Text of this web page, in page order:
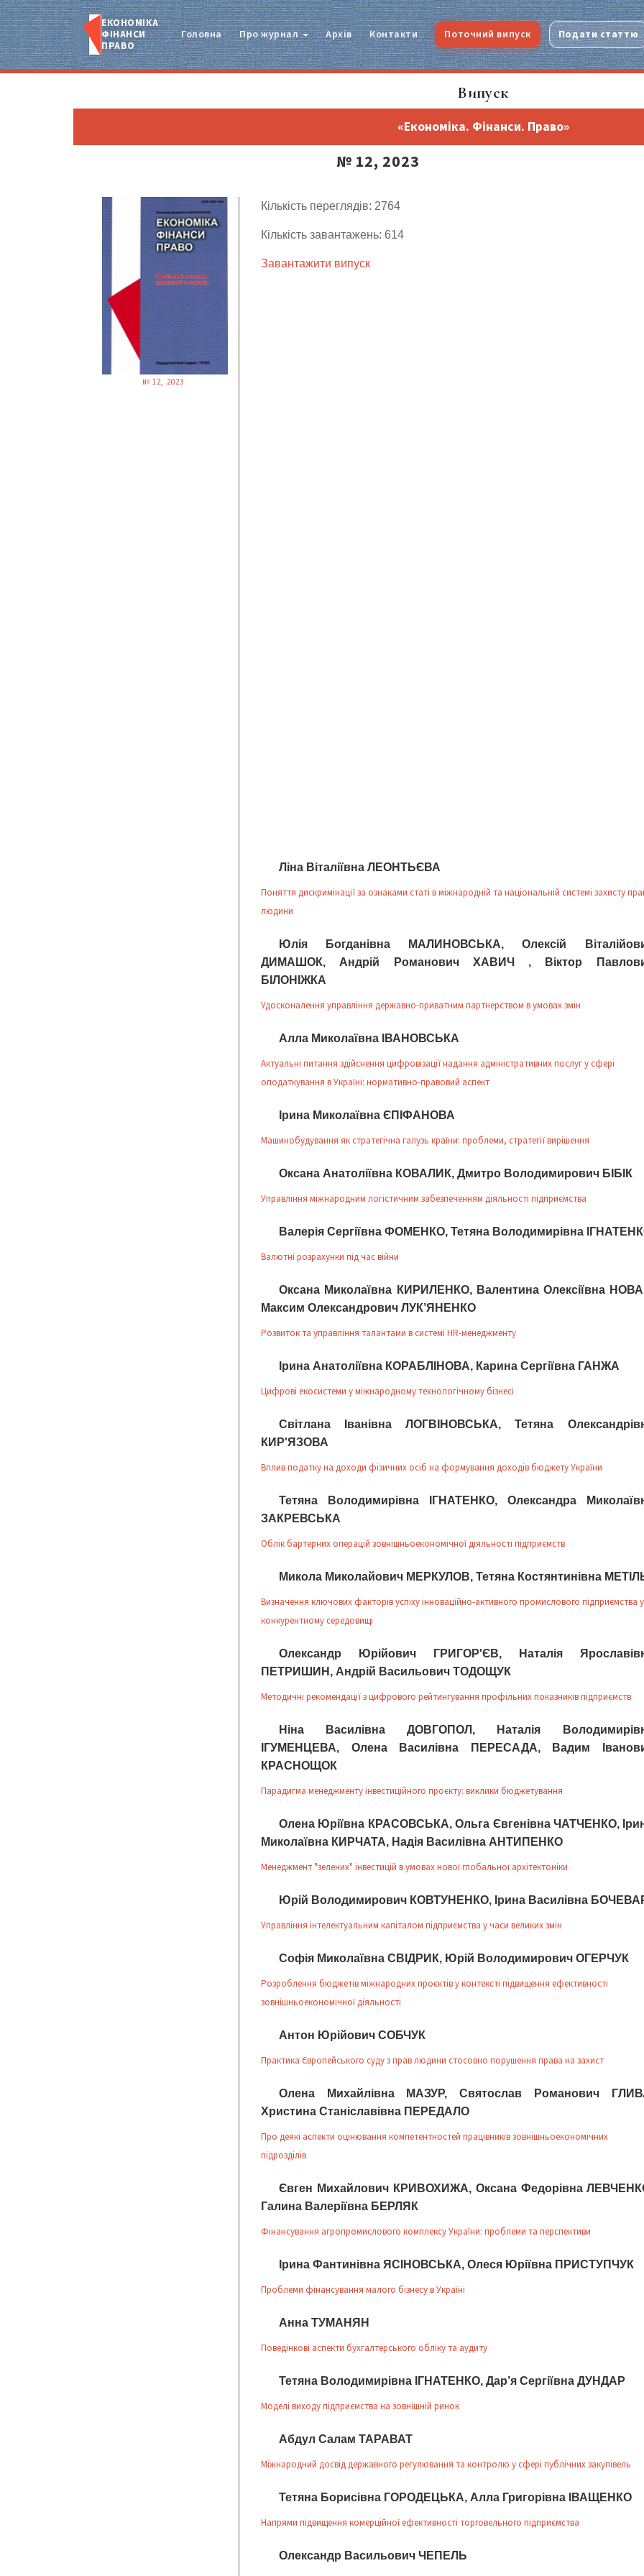
ЕКОНОМІКА
ФІНАНСИ
ПРАВО
Головна Про журнал Архів Контакти Поточний випуск Подати статтю
Випуск
«Економіка. Фінанси. Право»
№ 12, 2023
№ 12, 2023
Кількість переглядів: 2764
Кількість завантажень: 614
Завантажити випуск
Ліна Віталіївна ЛЕОНТЬЄВА
Поняття дискримінації за ознаками статі в міжнародній та національній системі захисту
людини
Юлія Богданівна МАЛИНОВСЬКА, Олексій
ДИМАШОК, Андрій Романович ХАВИЧ , Віктор
БІЛОНІЖКА
Удосконалення управління державно-приватним партнерством в умовах змін
Алла Миколаївна ІВАНОВСЬКА
Актуальні питання здійснення цифровізації надання адміністративних послуг у сфері
оподаткування в Україні: нормативно-правовий аспект
Ірина Миколаївна ЄПІФАНОВА
Машинобудування як стратегічна галузь країни: проблеми, стратегії вирішення
Оксана Анатоліївна КОВАЛИК, Дмитро Володимирович БІБІК
Управління міжнародним логістичним забезпеченням діяльності підприємства
Валерія Сергіївна ФОМЕНКО, Тетяна Володимирівна
Валютні розрахунки під час війни
Оксана Миколаївна КИРИЛЕНКО, Валентина Олексіївна
Максим Олександрович ЛУК’ЯНЕНКО
Розвиток та управління талантами в системі HR-менеджменту
Ірина Анатоліївна КОРАБЛІНОВА, Карина Сергіївна ГАНЖА
Цифрові екосистеми у міжнародному технологічному бізнесі
Світлана Іванівна ЛОГВІНОВСЬКА, Тетяна
КИР'ЯЗОВА
Вплив податку на доходи фізичних осіб на формування доходів бюджету України
Тетяна Володимирівна ІГНАТЕНКО, Олександра
ЗАКРЕВСЬКА
Облік бартерних операцій зовнішньоекономічної діяльності підприємств
Микола Миколайович МЕРКУЛОВ, Тетяна Костянтинівна
Визначення ключових факторів успіху інноваційно-активного промислового підприємства у
конкурентному середовищі
Олександр Юрійович ГРИГОР'ЄВ, Наталія
ПЕТРИШИН, Андрій Васильович ТОДОЩУК
Методичні рекомендації з цифрового рейтингування профільних показників підприємств
Ніна Василівна ДОВГОПОЛ, Наталія
ІГУМЕНЦЕВА, Олена Василівна ПЕРЕСАДА, Вадим
КРАСНОЩОК
Парадигма менеджменту інвестиційного проєкту: виклики бюджетування
Олена Юріївна КРАСОВСЬКА, Ольга Євгенівна ЧАТЧЕНКО,
Миколаївна КИРЧАТА, Надія Василівна АНТИПЕНКО
Менеджмент "зелених" інвестицій в умовах нової глобальної архітектоніки
Юрій Володимирович КОВТУНЕНКО, Ірина Василівна
Управління інтелектуальним капіталом підприємства у часи великих змін
Софія Миколаївна СВІДРИК, Юрій Володимирович ОГЕРЧУК
Розроблення бюджетів міжнародних проєктів у контексті підвищення ефективності
зовнішньоекономічної діяльності
Антон Юрійович СОБЧУК
Практика Європейського суду з прав людини стосовно порушення права на захист
Олена Михайлівна МАЗУР, Святослав Романович
Христина Станіславівна ПЕРЕДАЛО
Про деякі аспекти оцінювання компетентностей працівників зовнішньоекономічних
підрозділів
Євген Михайлович КРИВОХИЖА, Оксана Федорівна
Галина Валеріївна БЕРЛЯК
Фінансування агропромислового комплексу України: проблеми та перспективи
Ірина Фантинівна ЯСІНОВСЬКА, Олеся Юріївна ПРИСТУПЧУК
Проблеми фінансування малого бізнесу в Україні
Анна ТУМАНЯН
Поведінкові аспекти бухгалтерського обліку та аудиту
Тетяна Володимирівна ІГНАТЕНКО, Дар’я Сергіївна ДУНДАР
Моделі виходу підприємства на зовнішній ринок
Абдул Салам ТАРАВАТ
Міжнародний досвід державного регулювання та контролю у сфері публічних закупівель
Тетяна Борисівна ГОРОДЕЦЬКА, Алла Григорівна ІВАЩЕНКО
Напрями підвищення комерційної ефективності торговельного підприємства
Олександр Васильович ЧЕПЕЛЬ